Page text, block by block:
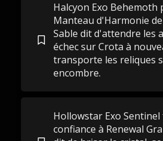
Halcyon Exo Behemoth
Manteau d'Harmonie
Sable dit d'attendre les
échec sur Crota à
transporte les reliques
encombre.
Hollowstar Exo
confiance à Renewal